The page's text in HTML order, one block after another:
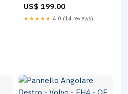
US$ 199.00
★★★★★ 4.0 (14 reviews)